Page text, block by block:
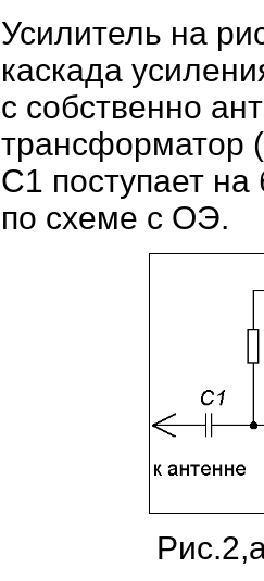
Усилитель на
каскада
с собственно
трансформатор
С1 поступает на
по схеме с ОЭ.